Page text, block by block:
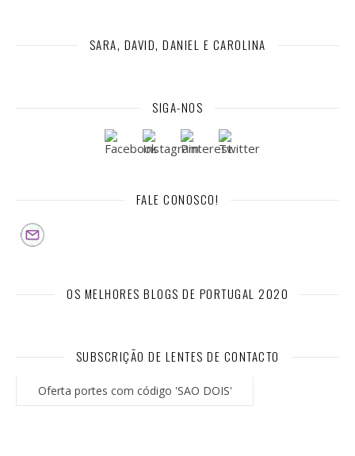
SARA, DAVID, DANIEL E CAROLINA
SIGA-NOS
FALE CONOSCO!
OS MELHORES BLOGS DE PORTUGAL 2020
SUBSCRIÇÃO DE LENTES DE CONTACTO
Oferta portes com código 'SAO DOIS'